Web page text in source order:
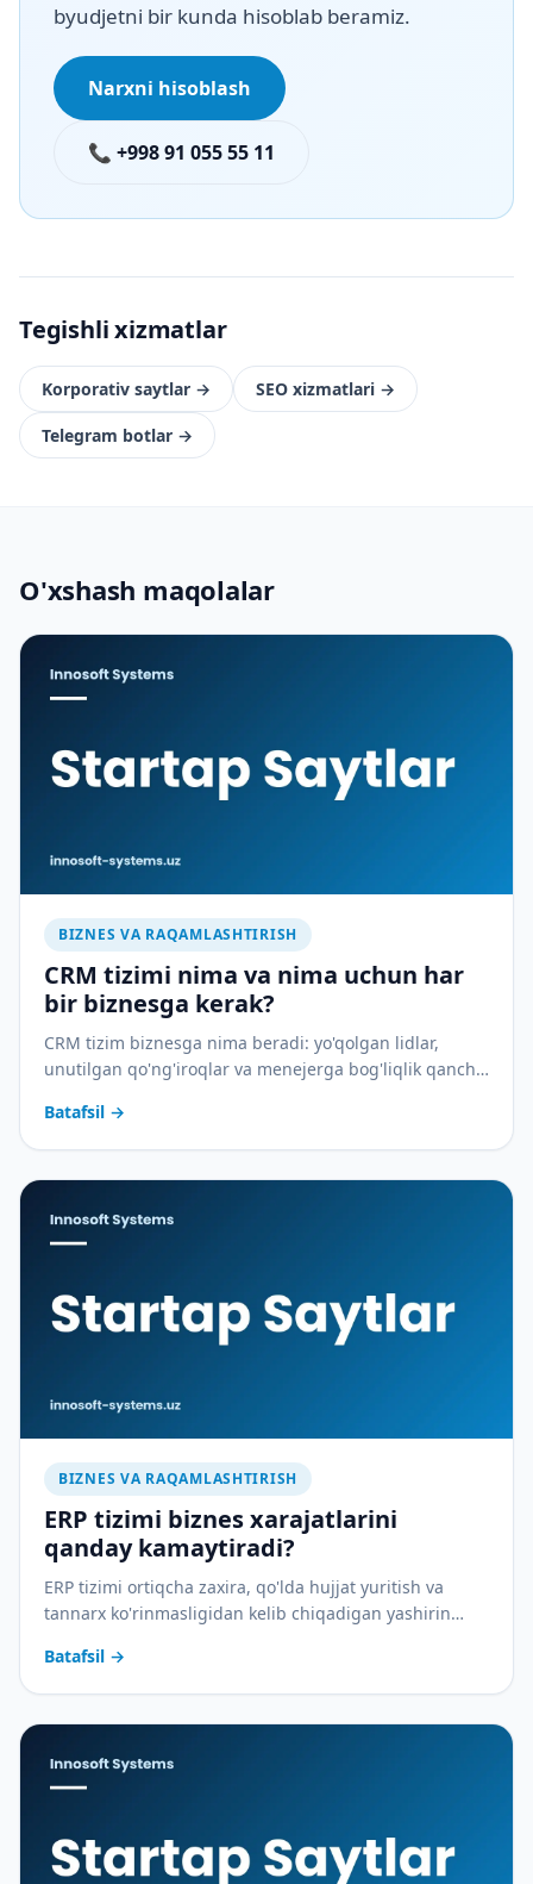
byudjetni bir kunda hisoblab beramiz.
Narxni hisoblash
📞 +998 91 055 55 11
Tegishli xizmatlar
Korporativ saytlar → SEO xizmatlari →
Telegram botlar →
O'xshash maqolalar
BIZNES VA RAQAMLASHTIRISH
CRM tizimi nima va nima uchun har
bir biznesga kerak?
CRM tizim biznesga nima beradi: yo'qolgan lidlar,
unutilgan qo'ng'iroqlar va menejerga bog'liqlik qancha
Batafsil →
BIZNES VA RAQAMLASHTIRISH
ERP tizimi biznes xarajatlarini
qanday kamaytiradi?
ERP tizimi ortiqcha zaxira, qo'lda hujjat yuritish va
tannarx ko'rinmasligidan kelib chiqadigan yashirin
Batafsil →